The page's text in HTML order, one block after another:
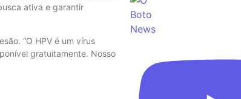
ativa e garantir
“O HPV é um vírus
gratuitamente. Nosso